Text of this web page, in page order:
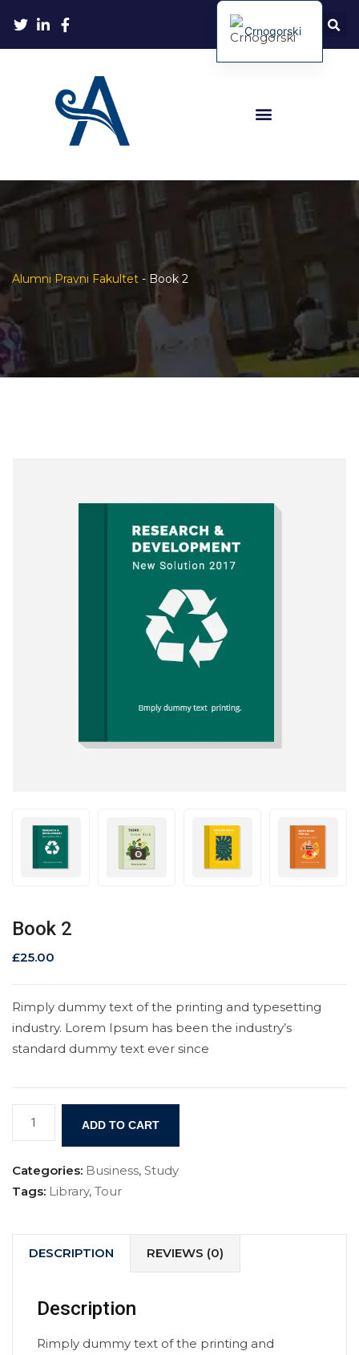
Alumni Pravni Fakultet - Book 2
Book 2
£25.00
Rimply dummy text of the printing and typesetting
industry. Lorem Ipsum has been the industry’s
standard dummy text ever since
ADD TO CART
Categories: Business, Study
Tags: Library, Tour
DESCRIPTION REVIEWS (0)
Description
Rimply dummy text of the printing and
Crnogorski